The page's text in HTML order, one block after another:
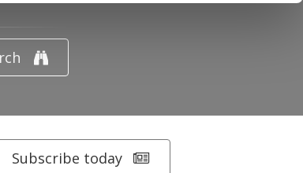
Subscribe today